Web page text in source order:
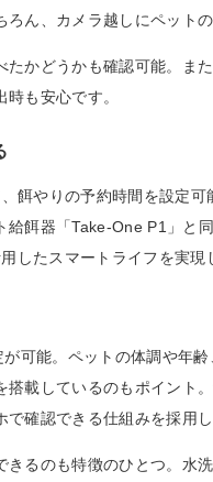
ん、カメラ越しにペット
かどうかも確認可能。ま
も安心です。
餌やりの予約時間を設定
給餌器「Take-One P1」と
したスマートライフを実現
可能。ペットの体調や年
搭載しているのもポイント
確認できる仕組みを採用し
るのも特徴のひとつ。水